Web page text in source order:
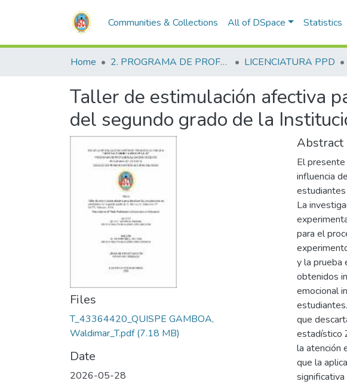
Communities & Collections All of DSpace Statistics
Home 2. PROGRAMA DE PROFESIONALIZACIÓN DOCENTE LICENCIATURA PPD
Taller de estimulación afectiva
del segundo grado de la
Files
T_43364420_QUISPE GAMBOA,
Waldimar_T.pdf(7.18 MB)
Date
2026-05-28
Abstract
El
influencia
La
para el
y la prueba
obtenidos
emocional
que
estadístico
la atención
que la